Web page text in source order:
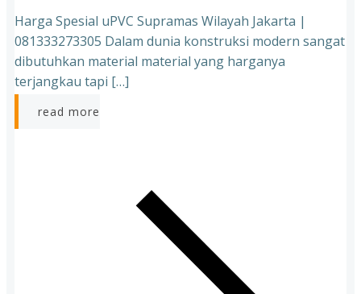
Harga Spesial uPVC Supramas Wilayah Jakarta |
081333273305 Dalam dunia konstruksi modern sangat
dibutuhkan material material yang harganya
terjangkau tapi […]
read more